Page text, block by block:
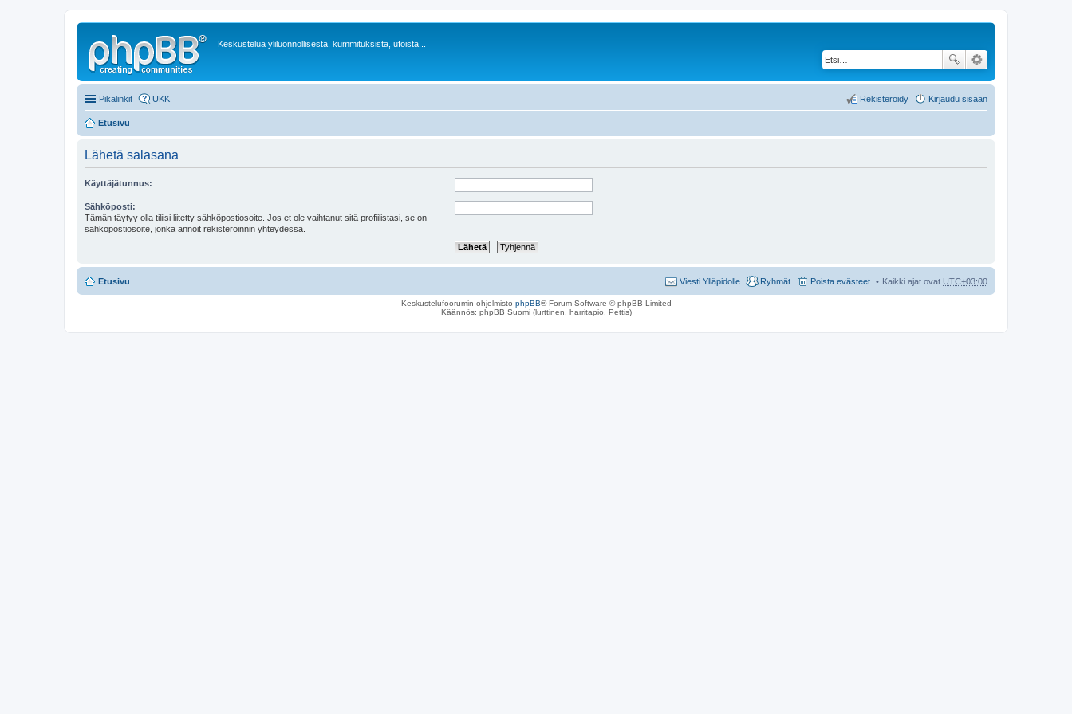
Keskustelua yliluonnollisesta, kummituksista, ufoista...
Pikalinkit UKK Kirjaudu sisään
Rekisteröidy
Etusivu
Lähetä salasana
Käyttäjätunnus:
Sähköposti:
Tämän täytyy olla tiliisi liitetty sähköpostiosoite. Jos et ole vaihtanut sitä profiilistasi, se on
sähköpostiosoite, jonka annoit rekisteröinnin yhteydessä.
Etusivu Kaikki ajat ovat UTC+03:00
Poista evästeet
Ryhmät
Viesti Ylläpidolle
Keskustelufoorumin ohjelmisto phpBB® Forum Software © phpBB Limited
Käännös: phpBB Suomi (lurttinen, harritapio, Pettis)